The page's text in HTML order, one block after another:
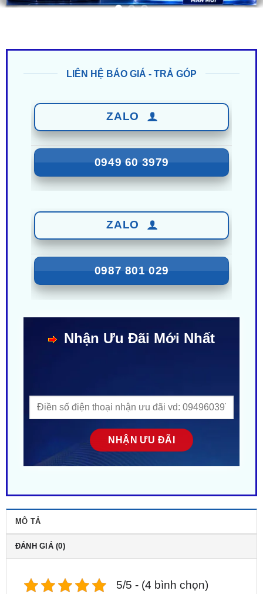
0949 60 3979
0987 801 029
ĐÁNH GIÁ (0)
【 Trung Tâm 】➤Lắp Màn Hình Android Vincar